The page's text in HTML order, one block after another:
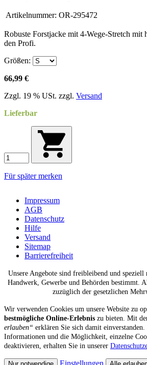
Artikelnummer: OR-295472
Robuste Forstjacke mit 4-Wege-Stretch mit
den Profi.
Größen:
66,99 €
Zzgl. 19 % USt. zzgl. Versand
Lieferbar
Für später merken
Impressum
AGB
Datenschutz
Hilfe
Versand
Sitemap
Barrierefreiheit
Unsere Angebote sind freibleibend und
Handwerk, Gewerbe und Behörden bestimmt.
zuzüglich der gesetzlichen
Wir verwenden Cookies um unsere Website zu
bestmögliche Online-Erlebnis zu bieten. Mit
erlauben“ erklären Sie sich damit
Informationen und die Möglichkeit, einzelne
deaktivieren, erhalten Sie in unserer